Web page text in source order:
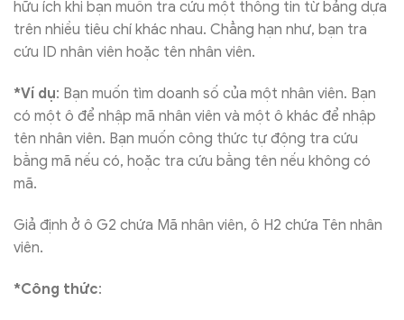
hữu ích khi bạn muốn tra cứu một thông tin từ bảng dựa
trên nhiều tiêu chí khác nhau. Chẳng hạn như, bạn tra
cứu ID nhân viên hoặc tên nhân viên.
*Ví dụ: Bạn muốn tìm doanh số của một nhân viên. Bạn
có một ô để nhập mã nhân viên và một ô khác để nhập
tên nhân viên. Bạn muốn công thức tự động tra cứu
bằng mã nếu có, hoặc tra cứu bằng tên nếu không có
mã.
Giả định ở ô G2 chứa Mã nhân viên, ô H2 chứa Tên nhân
viên.
*Công thức: